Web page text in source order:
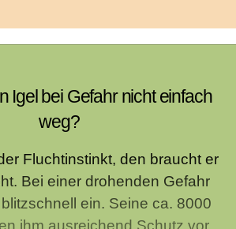
Igel bei Gefahr nicht einfach
weg?
Fluchtinstinkt, den braucht er
Bei einer drohenden Gefahr
ein. Seine ca. 8000
ihm ausreichend Schutz vor